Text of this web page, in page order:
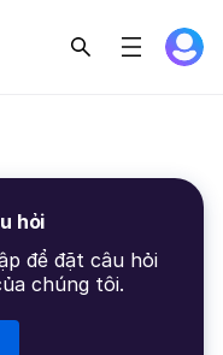
hỏi
để đặt câu hỏi
chúng tôi.